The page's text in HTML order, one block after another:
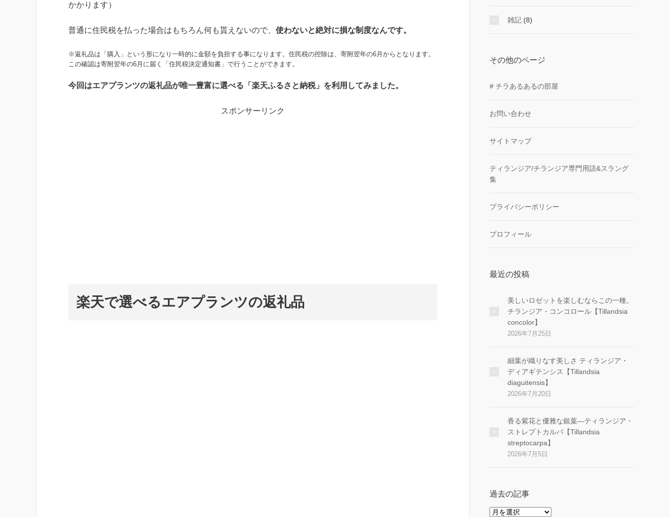
かかります）
普通に住民税を払った場合はもちろん何も貰えないので、 使わないと絶対に損な制度なんです。
※返礼品は「購入」という形になり一時的に金額を負担する事になります。住民税の控除は、寄附翌年の6月からとなります。
この確認は寄附翌年の6月に届く「住民税決定通知書」で行うことができます。
今回はエアプランツの返礼品が唯一豊富に選べる「楽天ふるさと納税」を利用してみました。
スポンサーリンク
楽天で選べるエアプランツの返礼品
雑記 (8)
その他のページ
# チラあるあるの部屋
お問い合わせ
サイトマップ
ティランジア/チランジア専門用語&スラング
集
プライバシーポリシー
プロフィール
最近の投稿
美しいロゼットを楽しむならこの一種。
チランジア・コンコロール【Tillandsia
concolor】
2026年7月25日
細葉が織りなす美しさ ティランジア・
ディアギテンシス【Tillandsia
diaguitensis】
2026年7月20日
香る紫花と優雅な銀葉―ティランジア・
ストレプトカルパ【Tillandsia
streptocarpa】
2026年7月5日
過去の記事
過